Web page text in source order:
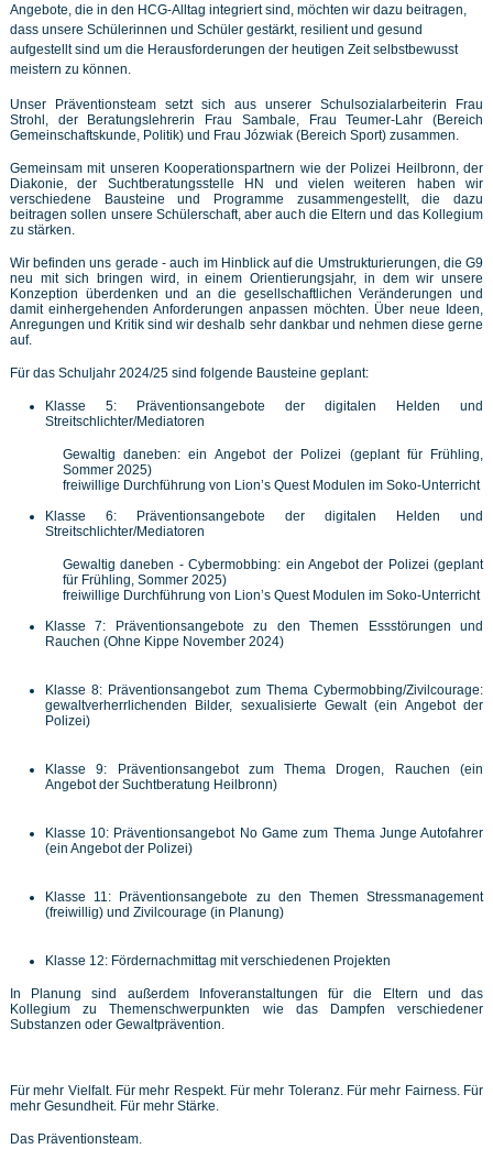
Angebote, die in den HCG-Alltag integriert sind, möchten wir dazu beitragen,
dass unsere Schülerinnen und Schüler gestärkt, resilient und gesund
aufgestellt sind um die Herausforderungen der heutigen Zeit selbstbewusst
meistern zu können.
Unser Präventionsteam setzt sich aus unserer Schulsozialarbeiterin Frau
Strohl, der Beratungslehrerin Frau Sambale, Frau Teumer-Lahr (Bereich
Gemeinschaftskunde, Politik) und Frau Józwiak (Bereich Sport) zusammen.
Gemeinsam mit unseren Kooperationspartnern wie der Polizei Heilbronn, der
Diakonie, der Suchtberatungsstelle HN und vielen weiteren haben wir
verschiedene Bausteine und Programme zusammengestellt, die dazu
beitragen sollen unsere Schülerschaft, aber auch die Eltern und das Kollegium
zu stärken.
Wir befinden uns gerade - auch im Hinblick auf die Umstrukturierungen, die G9
neu mit sich bringen wird, in einem Orientierungsjahr, in dem wir unsere
Konzeption überdenken und an die gesellschaftlichen Veränderungen und
damit einhergehenden Anforderungen anpassen möchten. Über neue Ideen,
Anregungen und Kritik sind wir deshalb sehr dankbar und nehmen diese gerne
auf.
Für das Schuljahr 2024/25 sind folgende Bausteine geplant:
Klasse 5: Präventionsangebote der digitalen Helden und
Streitschlichter/Mediatoren
Gewaltig daneben: ein Angebot der Polizei (geplant für Frühling,
Sommer 2025)
freiwillige Durchführung von Lion’s Quest Modulen im Soko-Unterricht
Klasse 6: Präventionsangebote der digitalen Helden und
Streitschlichter/Mediatoren
Gewaltig daneben - Cybermobbing: ein Angebot der Polizei (geplant
für Frühling, Sommer 2025)
freiwillige Durchführung von Lion’s Quest Modulen im Soko-Unterricht
Klasse 7: Präventionsangebote zu den Themen Essstörungen und
Rauchen (Ohne Kippe November 2024)
Klasse 8: Präventionsangebot zum Thema Cybermobbing/Zivilcourage:
gewaltverherrlichenden Bilder, sexualisierte Gewalt (ein Angebot der
Polizei)
Klasse 9: Präventionsangebot zum Thema Drogen, Rauchen (ein
Angebot der Suchtberatung Heilbronn)
Klasse 10: Präventionsangebot No Game zum Thema Junge Autofahrer
(ein Angebot der Polizei)
Klasse 11: Präventionsangebote zu den Themen Stressmanagement
(freiwillig) und Zivilcourage (in Planung)
Klasse 12: Fördernachmittag mit verschiedenen Projekten
In Planung sind außerdem Infoveranstaltungen für die Eltern und das
Kollegium zu Themenschwerpunkten wie das Dampfen verschiedener
Substanzen oder Gewaltprävention.
Für mehr Vielfalt. Für mehr Respekt. Für mehr Toleranz. Für mehr Fairness. Für
mehr Gesundheit. Für mehr Stärke.
Das Präventionsteam.